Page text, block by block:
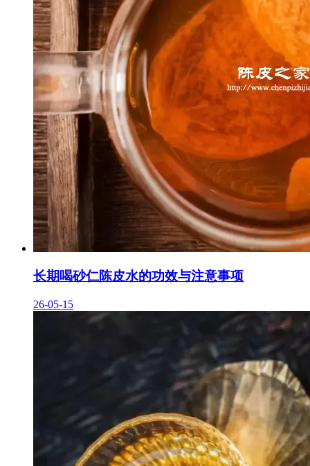
长期喝砂仁陈皮水的功效与注意事项
26-05-15